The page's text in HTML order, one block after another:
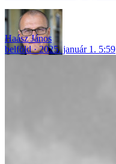
Haász János
belföld
2025. január 1. 5:59